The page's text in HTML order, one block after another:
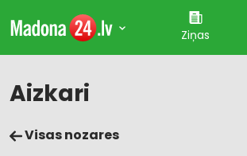
Ziņas
Aizkari
Visas nozares